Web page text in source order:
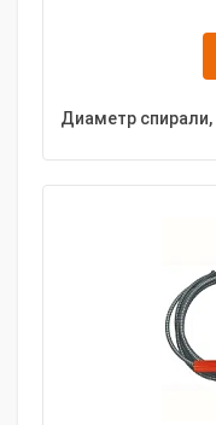
Диаметр